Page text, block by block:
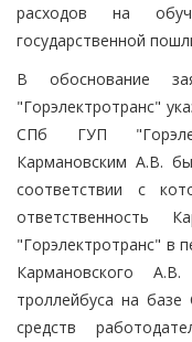
расходов на
государственной
В обоснование
"Горэлектротранс"
СПб ГУП
Кармановским А.В.
соответствии с
"Горэлектротранс" в
Кармановского
троллейбуса на
средств